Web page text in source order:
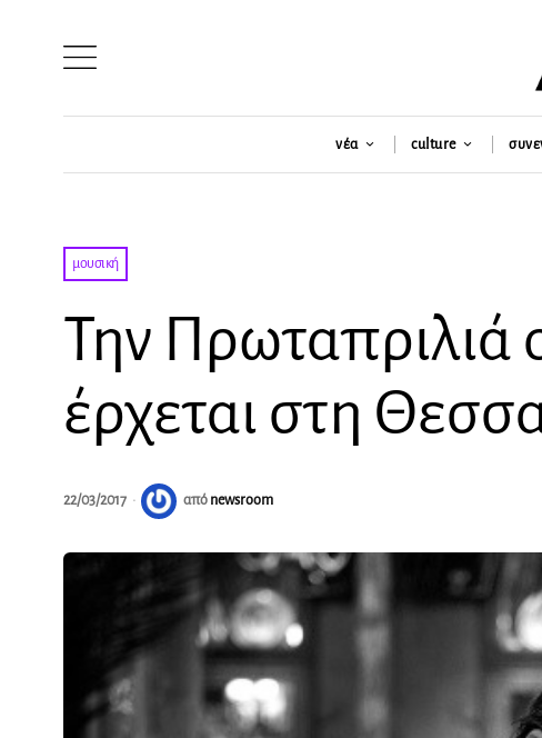
νέα culture
μουσική
Την Πρωταπριλιά
έρχεται στη
22/03/2017 από newsroom